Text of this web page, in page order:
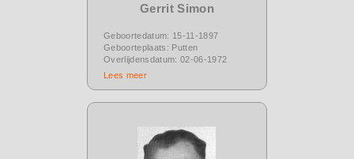
Gerrit Simon
Geboortedatum: 15-11-1897
Geboorteplaats: Putten
Overlijdensdatum: 02-06-1972
Lees meer